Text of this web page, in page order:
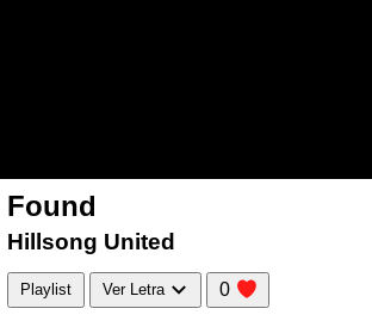
Found
Hillsong United
Playlist Ver Letra 0